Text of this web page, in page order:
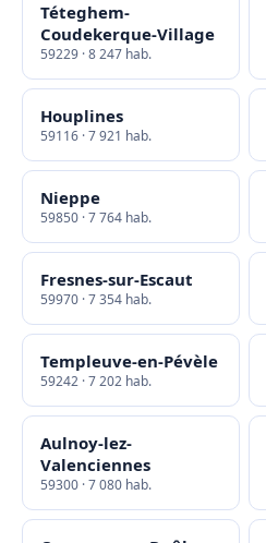
Téteghem-
Coudekerque-Village
59229 · 8 247 hab.
Houplines
59116 · 7 921 hab.
Nieppe
59850 · 7 764 hab.
Fresnes-sur-Escaut
59970 · 7 354 hab.
Templeuve-en-Pévèle
59242 · 7 202 hab.
Aulnoy-lez-
Valenciennes
59300 · 7 080 hab.